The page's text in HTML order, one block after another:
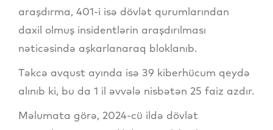
araşdırma, 401-i isə dövlət qurumlarından
daxil olmuş insidentlərin araşdırılması
nəticəsində aşkarlanaraq bloklanıb.
Təkcə avqust ayında isə 39 kiberhücum qeydə
alınıb ki, bu da 1 il əvvələ nisbətən 25 faiz azdır.
Məlumata görə, 2024-cü ildə dövlət